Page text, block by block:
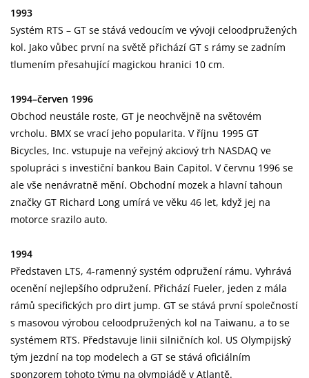
1993
Systém RTS – GT se stává vedoucím ve vývoji celoodpružených
kol. Jako vůbec první na světě přichází GT s rámy se zadním
tlumením přesahující magickou hranici 10 cm.
1994–červen 1996
Obchod neustále roste, GT je neochvějně na světovém
vrcholu. BMX se vrací jeho popularita. V říjnu 1995 GT
Bicycles, Inc. vstupuje na veřejný akciový trh NASDAQ ve
spolupráci s investiční bankou Bain Capitol. V červnu 1996 se
ale vše nenávratně mění. Obchodní mozek a hlavní tahoun
značky GT Richard Long umírá ve věku 46 let, když jej na
motorce srazilo auto.
1994
Představen LTS, 4-ramenný systém odpružení rámu. Vyhrává
ocenění nejlepšího odpružení. Přichází Fueler, jeden z mála
rámů specifických pro dirt jump. GT se stává první společností
s masovou výrobou celoodpružených kol na Taiwanu, a to se
systémem RTS. Představuje linii silničních kol. US Olympijský
tým jezdní na top modelech a GT se stává oficiálním
sponzorem tohoto týmu na olympiádě v Atlantě.